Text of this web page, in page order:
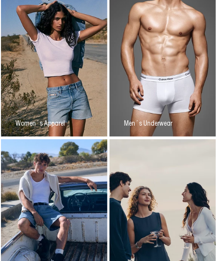
Women´s Apparel Men´s Underwear